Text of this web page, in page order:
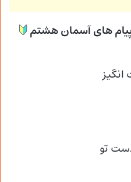
های آسمان هشتم
تو